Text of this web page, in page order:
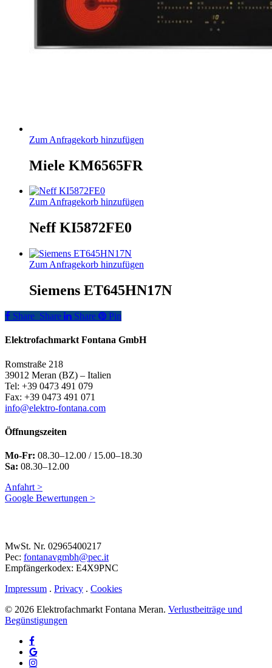
Zum Anfragekorb hinzufügen
Miele KM6565FR
Zum Anfragekorb hinzufügen
Neff KI5872FE0
Zum Anfragekorb hinzufügen
Siemens ET645HN17N
Share
Share Share Share Pin
Elektrofachmarkt Fontana GmbH
Romstraße 218
39012 Meran (BZ) – Italien
Tel: +39 0473 491 079
Fax: +39 0473 491 071
info@elektro-fontana.com
Öffnungszeiten
Mo-Fr: 08.30–12.00 / 15.00–18.30
Sa: 08.30–12.00
Anfahrt >
Google Bewertungen >
MwSt. Nr. 02965400217
Pec: fontanavgmbh@pec.it
Empfängerkodex: E4X9PNC
Impressum . Privacy . Cookies
© 2026 Elektrofachmarkt Fontana Meran. Verlustbeiträge und
Begünstigungen
facebook
google-
plus
instagram